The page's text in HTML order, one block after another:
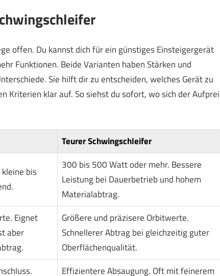
offen. Du kannst dich für ein günstiges Einsteigergerät
Funktionen. Beide Varianten haben Stärken und
Sie hilft dir zu entscheiden, welches Gerät zu
Kriterien klar auf. So siehst du sofort, wo sich der
Teurer Schwingschleifer
bis
300 bis 500 Watt oder mehr. Bessere
Leistung bei Dauerbetrieb und hohem
Materialabtrag.
Eignet
aber
Größere und präzisere Orbitwerte.
Schnellerer Abtrag bei gleichzeitig guter
Oberflächenqualität.
Effizientere Absaugung. Oft mit feinerem